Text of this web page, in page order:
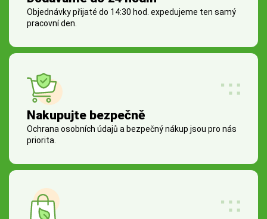
Objednávky přijaté do 14:30 hod. expedujeme ten samý
pracovní den.
Nakupujte bezpečně
Ochrana osobních údajů a bezpečný nákup jsou pro nás
priorita.